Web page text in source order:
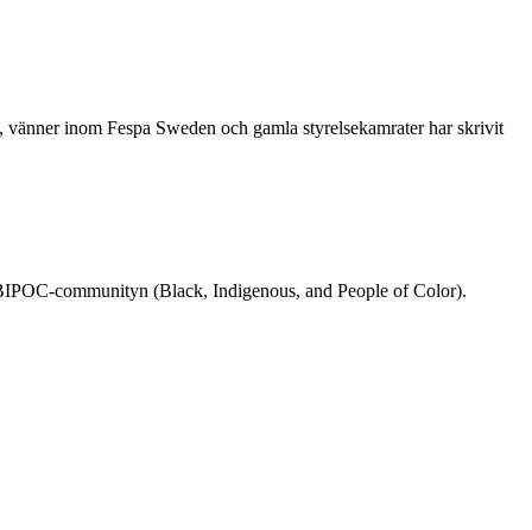
inom Fespa Sweden och gamla styrelsekamrater har skrivit
communityn (Black, Indigenous, and People of Color).